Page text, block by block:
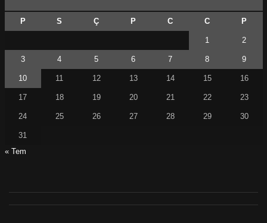
P S Ç P C C P
1 2
3 4 5 6 7 8 9
10 11 12 13 14 15 16
17 18 19 20 21 22 23
24 25 26 27 28 29 30
31
« Tem